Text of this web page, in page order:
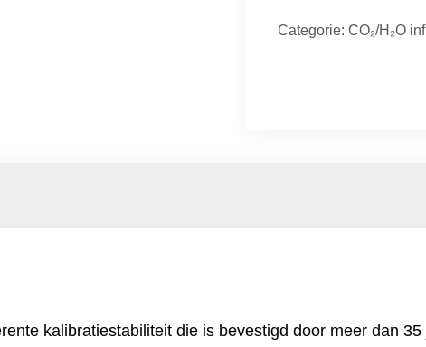
Categorie: CO₂/H₂O
kalibratiestabiliteit die is bevestigd door meer dan